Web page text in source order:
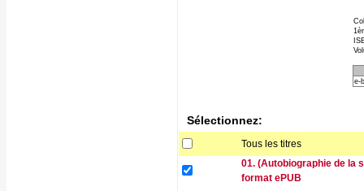
e-
Sélectionnez:
Tous les titres
01. (Autobiographie de la
format ePUB